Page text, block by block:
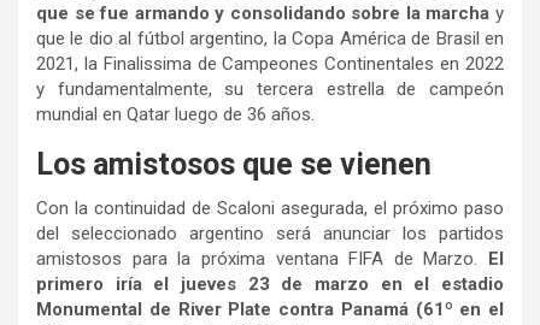
que se fue armando y consolidando sobre la marcha y
que le dio al fútbol argentino, la Copa América de Brasil en
2021, la Finalissima de Campeones Continentales en 2022
y fundamentalmente, su tercera estrella de campeón
mundial en Qatar luego de 36 años.
Los amistosos que se vienen
Con la continuidad de Scaloni asegurada, el próximo paso
del seleccionado argentino será anunciar los partidos
amistosos para la próxima ventana FIFA de Marzo. El
primero iría el jueves 23 de marzo en el estadio
Monumental de River Plate contra Panamá (61º en el